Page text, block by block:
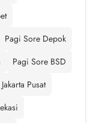
Pagi Sore Depok
Pagi Sore BSD
Pusat